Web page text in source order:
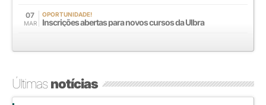
07
MAR
OPORTUNIDADE!
Inscrições abertas para novos cursos da Ulbra
Últimasnotícias